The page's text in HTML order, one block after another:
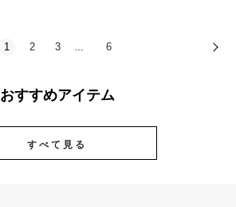
1 2 3 … 6
おすすめアイテム
すべて見る